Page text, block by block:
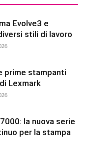
Evolve3 e
stili di lavoro
prime stampanti
Lexmark
la nuova serie
per la stampa